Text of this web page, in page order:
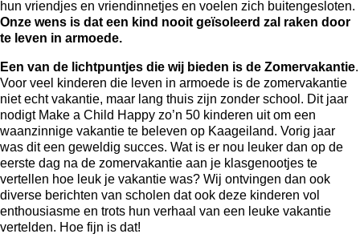
hun vriendjes en vriendinnetjes en voelen zich buitengesloten.
Onze wens is dat een kind nooit geïsoleerd zal raken door
te leven in armoede.
Een van de lichtpuntjes die wij bieden is de Zomervakantie.
Voor veel kinderen die leven in armoede is de zomervakantie
niet echt vakantie, maar lang thuis zijn zonder school. Dit jaar
nodigt Make a Child Happy zo’n 50 kinderen uit om een
waanzinnige vakantie te beleven op Kaageiland. Vorig jaar
was dit een geweldig succes. Wat is er nou leuker dan op de
eerste dag na de zomervakantie aan je klasgenootjes te
vertellen hoe leuk je vakantie was? Wij ontvingen dan ook
diverse berichten van scholen dat ook deze kinderen vol
enthousiasme en trots hun verhaal van een leuke vakantie
vertelden. Hoe fijn is dat!